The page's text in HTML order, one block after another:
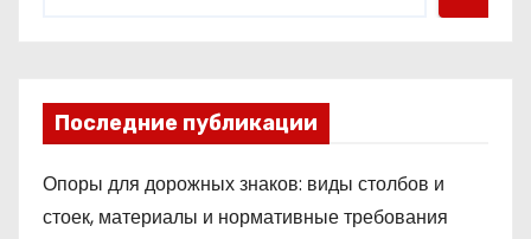
Последние публикации
Опоры для дорожных знаков: виды столбов и
стоек, материалы и нормативные требования